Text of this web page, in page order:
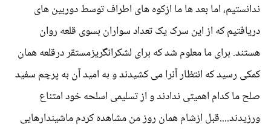
ندانستیم، اما بعد ها ما ازکوه های اطراف توسط دوربین های
دریافتیم که از این سرک یک تعداد سواران بسوی قلعه روان
هستند. برای ما معلوم شد که برای لشکرانگریزمستقر درقلعه همان
کمکی رسید که انتظار آنرا می کشیدند و به امید آن به پرچم سفید
صلح ما کدام اهمیتی ندادند و از تسلیمی اسلحه خود امتناع
ورزیدند....قبل ازشام همان روز من مشاهده کردم ماشیندارهایی